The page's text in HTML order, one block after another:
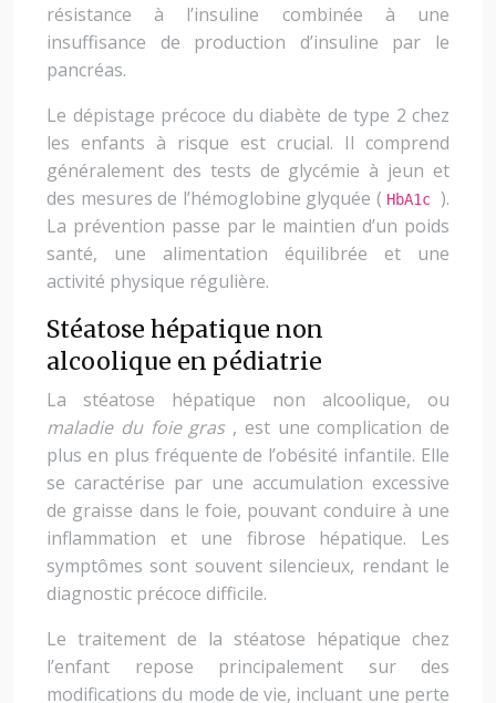
résistance à l’insuline combinée à une
insuffisance de production d’insuline par le
pancréas.
Le dépistage précoce du diabète de type 2 chez
les enfants à risque est crucial. Il comprend
généralement des tests de glycémie à jeun et
des mesures de l’hémoglobine glyquée ( HbA1c ).
La prévention passe par le maintien d’un poids
santé, une alimentation équilibrée et une
activité physique régulière.
Stéatose hépatique non
alcoolique en pédiatrie
La stéatose hépatique non alcoolique, ou
maladie du foie gras , est une complication de
plus en plus fréquente de l’obésité infantile. Elle
se caractérise par une accumulation excessive
de graisse dans le foie, pouvant conduire à une
inflammation et une fibrose hépatique. Les
symptômes sont souvent silencieux, rendant le
diagnostic précoce difficile.
Le traitement de la stéatose hépatique chez
l’enfant repose principalement sur des
modifications du mode de vie, incluant une perte